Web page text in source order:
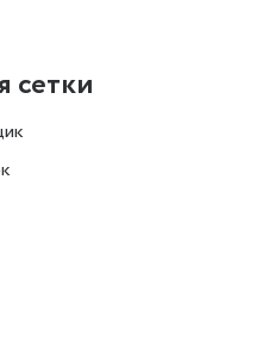
сетки